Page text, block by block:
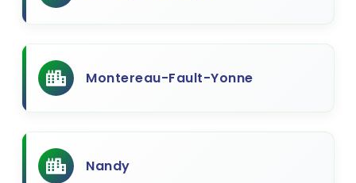
Montereau-Fault-Yonne
Nandy